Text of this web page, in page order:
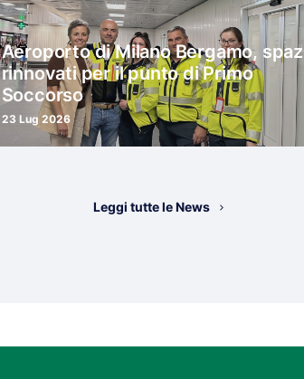
Aeroporto di Milano Bergamo,
rinnovati per il punto di Primo
Soccorso
23 Lug 2026
Leggi tutte le News